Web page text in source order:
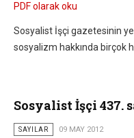
PDF olarak oku
Sosyalist İşçi gazetesinin
sosyalizm hakkında birçok
Sosyalist İşçi 437.
SAYILAR 09 MAY 2012